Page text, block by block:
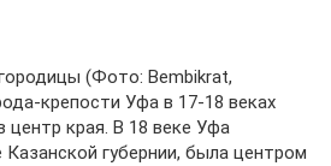
(Фото: Bembikrat,
крепости Уфа в 17-18 веках
центр края. В 18 веке Уфа
Казанской губернии, была центром